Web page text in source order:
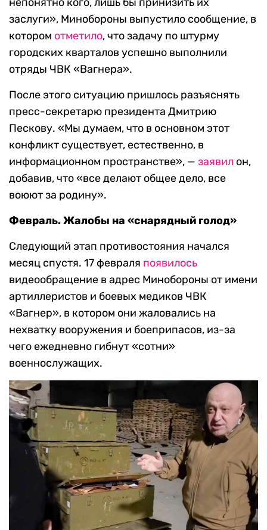
заслуги», Минобороны выпустило сообщение, в
котором отметило, что задачу по штурму
городских кварталов успешно выполнили
отряды ЧВК «Вагнера».
После этого ситуацию пришлось разъяснять
пресс-секретарю президента Дмитрию
Пескову. «Мы думаем, что в основном этот
конфликт существует, естественно, в
информационном пространстве», — заявил он,
добавив, что «все делают общее дело, все
воюют за родину».
Февраль. Жалобы на «снарядный голод»
Следующий этап противостояния начался
месяц спустя. 17 февраля появилось
видеообращение в адрес Минобороны от имени
артиллеристов и боевых медиков ЧВК
«Вагнер», в котором они жаловались на
нехватку вооружения и боеприпасов, из-за
чего ежедневно гибнут «сотни»
военнослужащих.